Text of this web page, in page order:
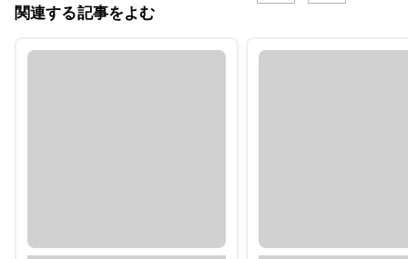
関連する記事をよむ